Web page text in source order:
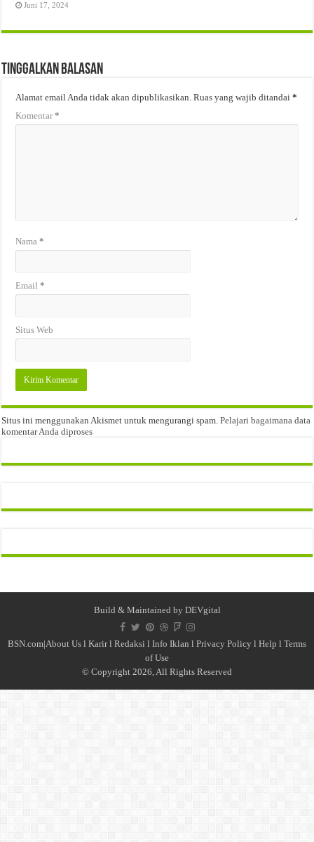
Juni 17, 2024
Tinggalkan Balasan
Alamat email Anda tidak akan dipublikasikan. Ruas yang wajib ditandai*
Komentar*
Nama*
Email*
Situs Web
Situs ini menggunakan Akismet untuk mengurangi spam.Pelajari bagaimana data
komentar Anda diproses
Build & Maintained by DEVgital
BSN.com|About Us l Karirl Redaksi l Info Iklan l Privacy Policy l Help l Terms
of Use
© Copyright 2026, All Rights Reserved